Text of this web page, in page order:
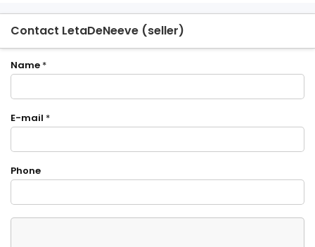
Contact LetaDeNeeve (seller)
Name *
E-mail *
Phone